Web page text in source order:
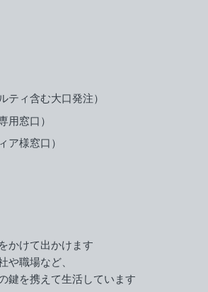
ティ含む大口発注）
用窓口）
ア様窓口）
かけて出かけます
や職場など、
鍵を携えて生活しています